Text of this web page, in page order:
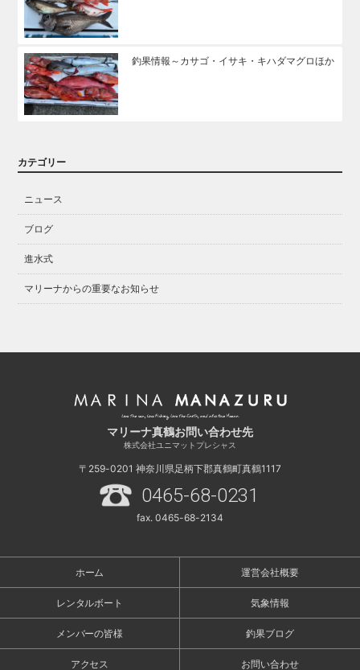
釣果情報～カサゴ・イサキ・キハダマグロほか
カテゴリー
ニュース
ブログ
進水式
マリーナからの重要なお知らせ
マリーナ真鶴お問い合わせ先
株式会社ユニマットプレシャス
〒259-0201 神奈川県足柄下郡真鶴町真鶴1117
0465-68-0231
fax. 0465-68-2134
ホーム 運営会社概要
レンタルボート 気象情報
メンバーの皆様 釣果ブログ
アクセス お問い合わせ